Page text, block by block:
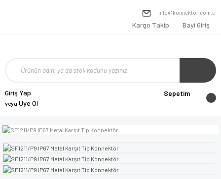
info@konnektor.com.tr
Kargo Takip Bayi Giriş
Giriş Yap
veya Üye Ol
Sepetim